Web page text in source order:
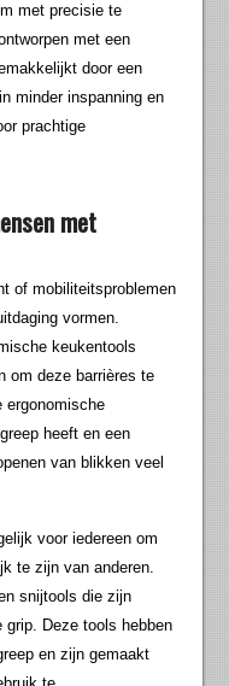
met precisie te
met een
door een
minder inspanning en
prachtige
met
of mobiliteitsproblemen
vormen.
keukentools
om deze barrières te
ergonomische
heeft en een
van blikken veel
voor iedereen om
te zijn van anderen.
snijtools die zijn
grip. Deze tools hebben
en zijn gemaakt